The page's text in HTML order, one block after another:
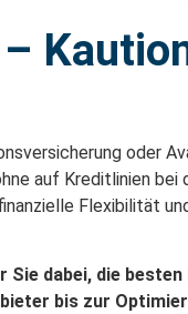
oder
auf Kreditlinien bei
Flexibilität
dabei, die besten
bis zur